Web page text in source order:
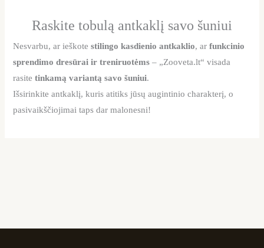
Raskite tobulą antkaklį savo šuniui
Nesvarbu, ar ieškotestilingo kasdienio antkaklio, arfunkcinio
sprendimo dresūrai ir treniruotėms – „Zooveta.lt“ visada
rasitetinkamą variantą savo šuniui.
Išsirinkite antkaklį, kuris atitiks jūsų augintinio charakterį, o
pasivaikščiojimai taps dar malonesni!